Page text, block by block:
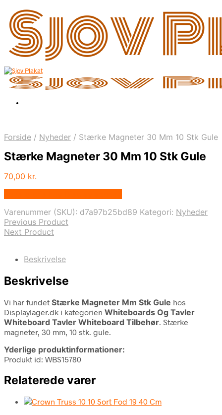
Forside / Nyheder / Stærke Magneter 30 Mm 10 Stk Gule
Stærke Magneter 30 Mm 10 Stk Gule
70,00 kr.
Varenummer (SKU): d7a97b25bd89 Kategori: Nyheder
Previous Product
Next Product
Beskrivelse
Beskrivelse
Vi har fundet Stærke Magneter Mm Stk Gule hos
Displaylager.dk i kategorien Whiteboards Og Tavler
Whiteboard Tavler Whiteboard Tilbehør. Stærke
magneter, 30 mm, 10 stk. gule.
Yderlige produktinformationer:
Produkt id: WBS15780
Relaterede varer